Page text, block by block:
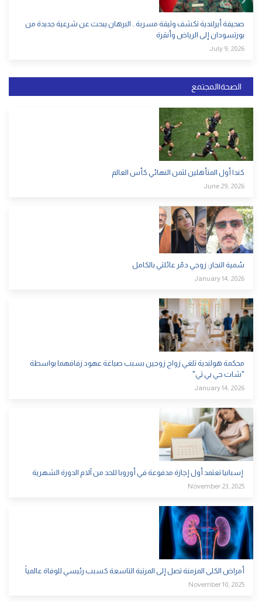
صحيفة أيرلندية تكشف وثيقة مسربة.. البرهان يبحث عن شرعية جديدة من
بورتسودان إلى الرياض وأنقرة
July 9, 2026
الصحة|المجتمع
كندا أول المتأهلين لثمن النهائي كأس العالم
June 29, 2026
سُمية النجار: زوجي دمّر عائلتي بالكامل
January 14, 2026
محكمة هولندية تلغي زواج زوجين بسبب صياغة عهود زفافهما بواسطة
"شات جي بي تي"
January 14, 2026
إسبانيا تعتمد أول إجازة مدفوعة في أوروبا للحد من آلام الدورة الشهرية
November 23, 2025
أمراض الكلى المزمنة تصل إلى المرتبة التاسعة كسبب رئيسي للوفاة عالمياً
November 10, 2025